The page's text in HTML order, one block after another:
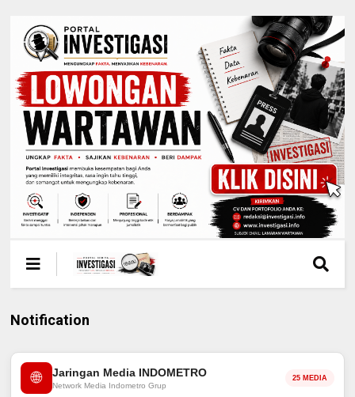
Notification
🌐 Jaringan Media INDOMETRO
Network Media Indometro Grup
25 MEDIA